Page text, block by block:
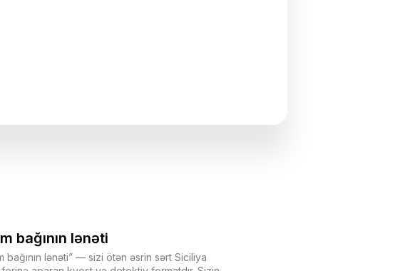
bağının lənəti
bağının lənəti” — sizi ötən əsrin sərt Siciliya